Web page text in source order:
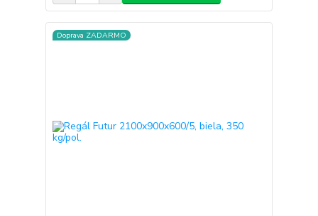
Doprava ZADARMO